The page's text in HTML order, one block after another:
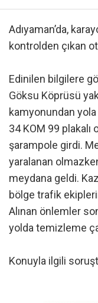
Adıyaman’da,
kontrolden çıkan
Edinilen bilgilere
Göksu Köprüsü
kamyonundan yola
34 KOM 99
şarampole girdi.
yaralanan
meydana geldi.
bölge trafik
Alınan önlemler
yolda temizleme
Konuyla ilgili